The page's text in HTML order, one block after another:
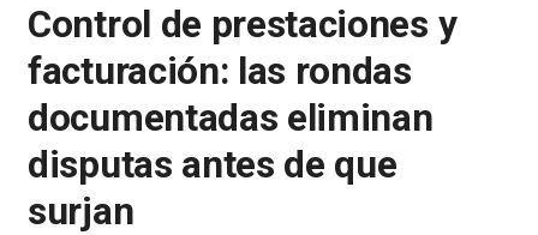
Control de prestaciones y
facturación: las rondas
documentadas eliminan
disputas antes de que
surjan